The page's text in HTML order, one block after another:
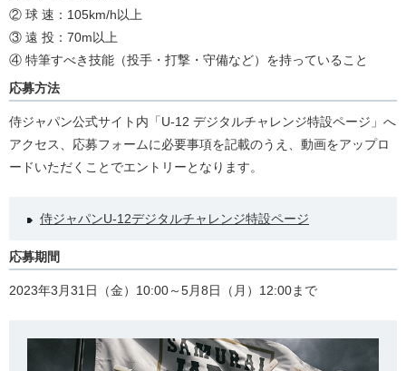
② 球 速：105km/h以上
③ 遠 投：70m以上
④ 特筆すべき技能（投手・打撃・守備など）を持っていること
応募方法
侍ジャパン公式サイト内「U-12 デジタルチャレンジ特設ページ」へ
アクセス、応募フォームに必要事項を記載のうえ、動画をアップロ
ードいただくことでエントリーとなります。
侍ジャパンU-12デジタルチャレンジ特設ページ
応募期間
2023年3月31日（金）10:00～5月8日（月）12:00まで